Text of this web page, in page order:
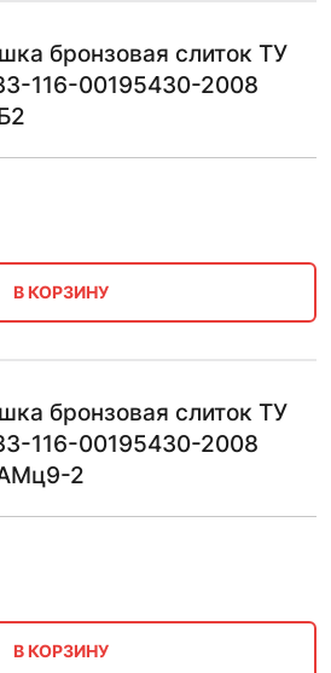
бронзовая слиток ТУ
116-00195430-2008
В КОРЗИНУ
бронзовая слиток ТУ
116-00195430-2008
2
В КОРЗИНУ